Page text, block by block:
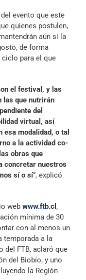
evento que este
quienes postulen,
aún si la
de forma
para el que
el festival, y las
las que nutrirán
del
virtual, así
modalidad, o tal
a la actividad co-
obras que
concretar nuestros
sí o sí”, explicó
web www.ftb.cl ,
mínima de 30
con al menos un
temporada a la
del FTB, aclaró que
del Biobío, y uno
la Región